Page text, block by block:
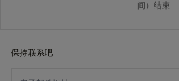
间）结束
保持联系吧